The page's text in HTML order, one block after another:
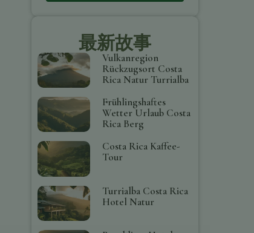
最新故事
Vulkanregion
Rückzugsort Costa
Rica Natur Turrialba
Frühlingshaftes
Wetter Urlaub Costa
Rica Berg
Costa Rica Kaffee-
Tour
Turrialba Costa Rica
Hotel Natur